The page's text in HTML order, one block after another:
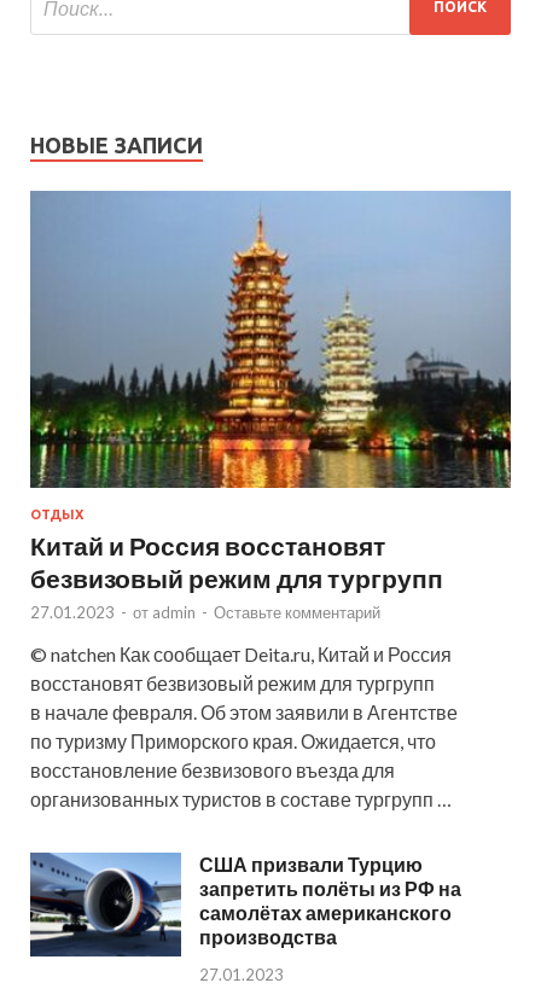
НОВЫЕ ЗАПИСИ
ОТДЫХ
Китай и Россия восстановят
безвизовый режим для тургрупп
27.01.2023 - от admin - Оставьте комментарий
© natchen Как сообщает Deita.ru, Китай и Россия
восстановят безвизовый режим для тургрупп
в начале февраля. Об этом заявили в Агентстве
по туризму Приморского края. Ожидается, что
восстановление безвизового въезда для
организованных туристов в составе тургрупп …
США призвали Турцию
запретить полёты из РФ на
самолётах американского
производства
27.01.2023